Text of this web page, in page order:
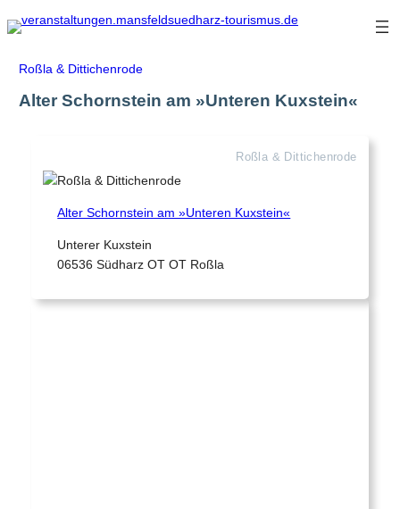
Zum
Inhalt
Roßla & Dittichenrode
Alter Schornstein am »Unteren Kuxstein«
Roßla & Dittichenrode
Alter Schornstein am »Unteren Kuxstein«
Unterer Kuxstein
06536 Südharz OT OT Roßla